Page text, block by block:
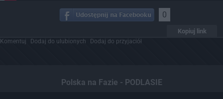
0
Kopiuj link
Komentuj Dodaj do ulubionych Dodaj do przyjaciół
Polska na Fazie - PODLASIE